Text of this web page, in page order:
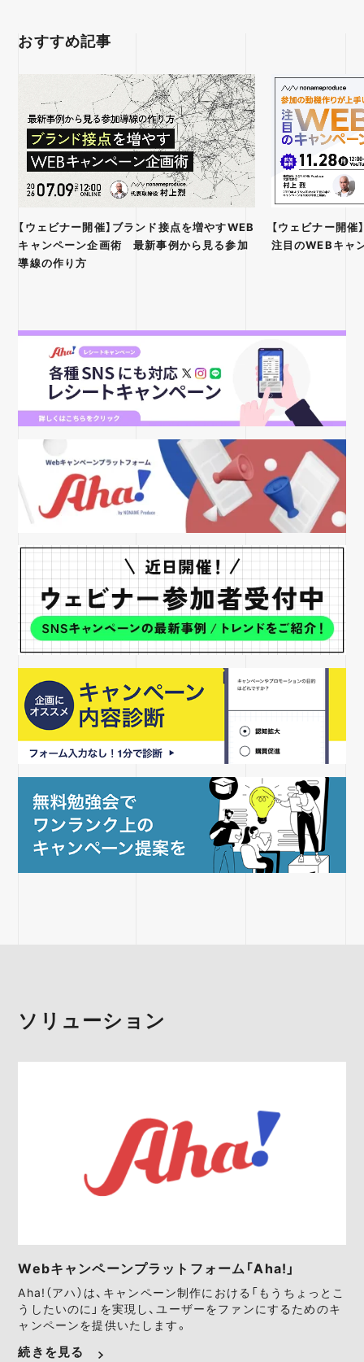
おすすめ記事
【ウェビナー開催】ブランド接点を増やすWEB
キャンペーン企画術 最新事例から見る参加
導線の作り方
【ウェビナー開催
注目のWEBキャ
ソリューション
Webキャンペーンプラットフォーム「Aha!」
Aha!（アハ）は、キャンペーン制作における「もうちょっとこ
うしたいのに」を実現し、ユーザーをファンにするためのキ
ャンペーンを提供いたします。
続きを見る